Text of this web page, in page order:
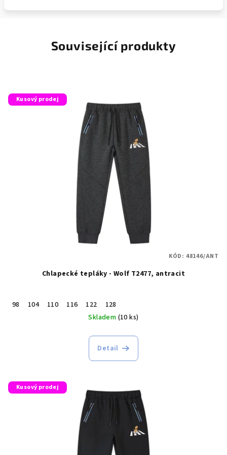
Související produkty
Kusový prodej
Chlapecké tepláky - Wolf T2477, antracit
98 104 110 116 122
128
Skladem (10 ks)
Detail
KÓD: 48146/ANT
Kusový prodej